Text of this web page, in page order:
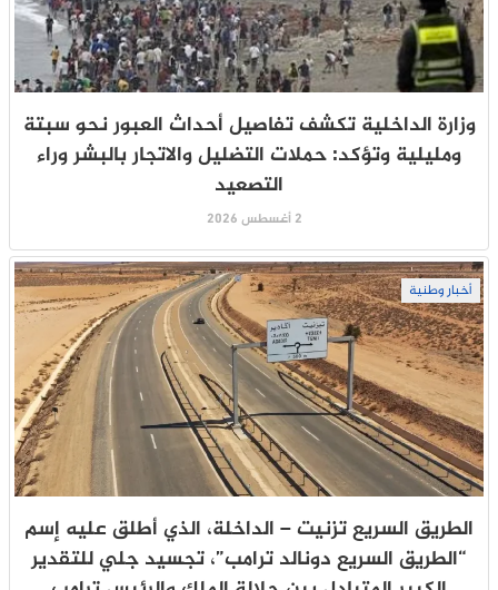
وزارة الداخلية تكشف تفاصيل أحداث العبور نحو سبتة
ومليلية وتؤكد: حملات التضليل والاتجار بالبشر وراء
التصعيد
2 أغسطس 2026
أخبار وطنية
الطريق السريع تزنيت – الداخلة، الذي أطلق عليه إسم
“الطريق السريع دونالد ترامب”، تجسيد جلي للتقدير